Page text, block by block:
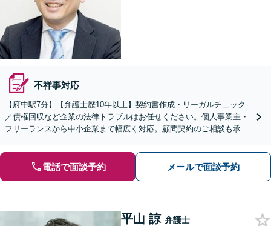
不祥事対応
【府中駅7分】【弁護士歴10年以上】契約書作成・リーガルチェック
／債権回収など企業の法律トラブルはお任せください。個人事業主・
フリーランスから中小企業まで幅広く対応。顧問契約のご相談も承り
電話で面談予約 メールで面談予約
平山 諒 弁護士